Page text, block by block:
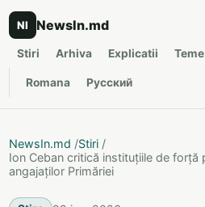
NI NewsIn.md
Stiri Arhiva Explicatii Teme
Romana Русский
NewsIn.md /Stiri /
Ion Ceban critică instituțiile de forță
angajaților Primăriei